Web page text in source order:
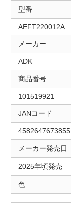
型番
AEFT220012A
メーカー
ADK
商品番号
101519921
JANコード
4582647673855
メーカー発売日
2025年頃発売
色